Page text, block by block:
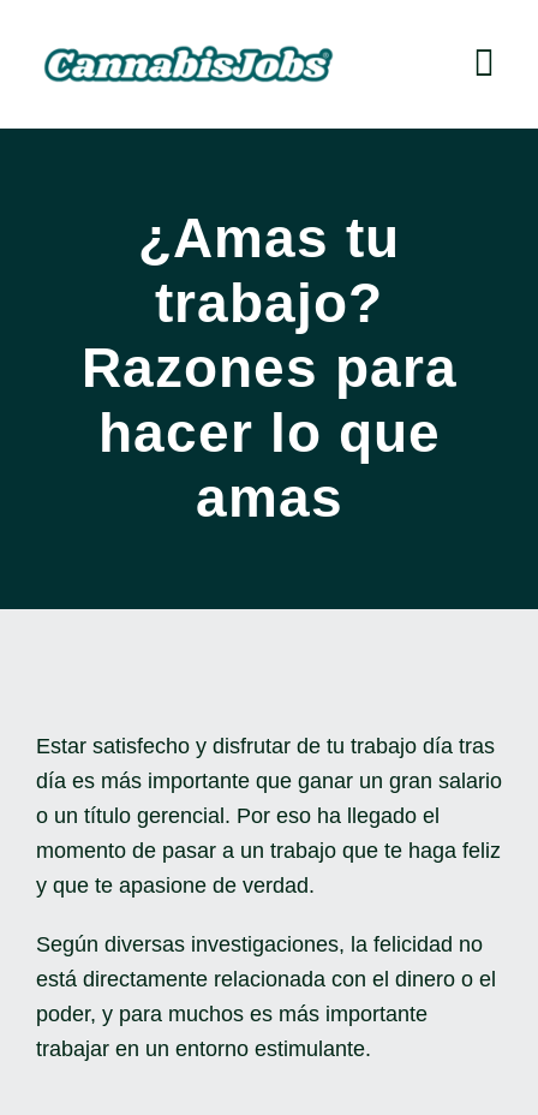
content
NOTICIAS
ESP
¿Amas tu
trabajo?
Razones para
hacer lo que
amas
Estar satisfecho y disfrutar de tu trabajo día tras
día es más importante que ganar un gran salario
o un título gerencial. Por eso ha llegado el
momento de pasar a un trabajo que te haga feliz
y que te apasione de verdad.
Según diversas investigaciones, la felicidad no
está directamente relacionada con el dinero o el
poder, y para muchos es más importante
trabajar en un entorno estimulante.